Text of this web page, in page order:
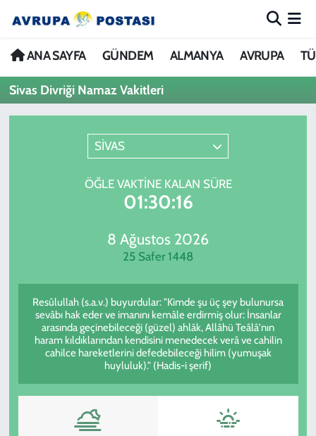
ANA SAYFA GÜNDEM ALMANYA AVRUPA
Sivas Divriği Namaz Vakitleri
SİVAS
ÖĞLE VAKTINE KALAN SÜRE
01:30:16
8 Ağustos 2026
25 Safer 1448
Resûlullah (s.a.v.) buyurdular: "Kimde şu üç şey bulunursa
sevâbı hak eder ve imanını kemâle erdirmiş olur: İnsanlar
arasında geçinebileceği (güzel) ahlâk, Allâhü Teâlâ'nın
haram kıldıklarından kendisini menedecek verâ ve cahilin
cahilce hareketlerini defedebileceği hilim (yumuşak
huyluluk)." (Hadis-i şerif)
ANA SAYFA
GÜNDEM
SPOR
KADIN
Nöbetçi Eczaneler
Hava Durumu
Trafik Durumu
Avrupa Ligi Puan Durumu ve Fikstür
Tüm Manşetler
Haber Arşivi